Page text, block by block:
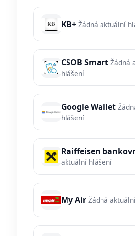
KB+ Žádná aktuální
CSOB Smart Žádná
hlášení
Google Wallet
hlášení
Raiffeisen
aktuální hlášení
My Air Žádná